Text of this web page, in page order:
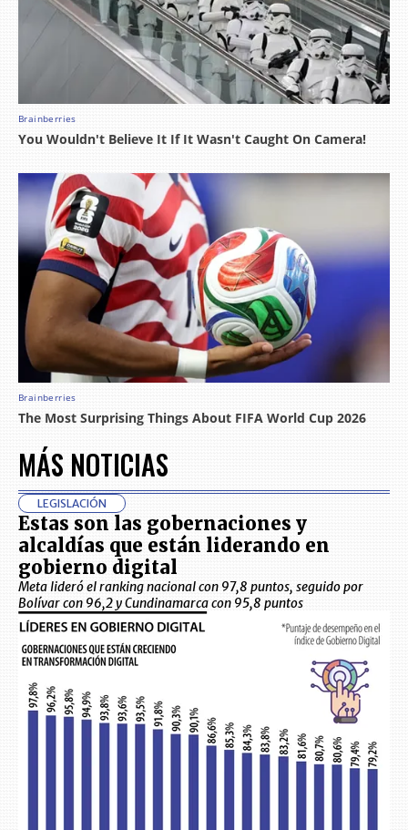
MÁS NOTICIAS
LEGISLACIÓN
Estas son las gobernaciones y
alcaldías que están liderando en
gobierno digital
Meta lideró el ranking nacional con 97,8 puntos, seguido por
Bolívar con 96,2 y Cundinamarca con 95,8 puntos